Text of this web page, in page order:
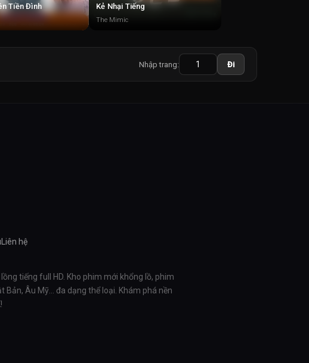
Tiền Đình Kẻ Nhại Tiếng
The Mimic
Nhập trang: Đi
Liên hệ
tiếng full HD. Kho phim mới khổng lồ, phim
Bản, Âu Mỹ… đa dạng thể loại. Khám phá nền